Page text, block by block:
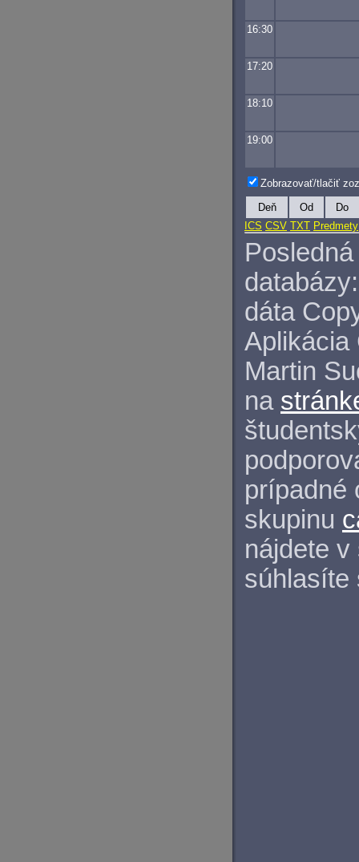
16:30
17:20
18:10
19:00
Zobrazovať/tlačiť
Deň Od
Do
ICS CSV TXT Predmety
databázy:
dáta
Aplikácia
Martin
na
prípadné
skupinu
nájdete